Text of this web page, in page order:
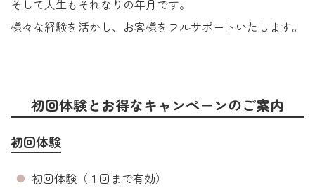
そして人生もそれなりの年月です。
様々な経験を活かし、お客様をフルサポートいたします。
初回体験とお得なキャンペーンのご案内
初回体験
初回体験（１回まで有効）